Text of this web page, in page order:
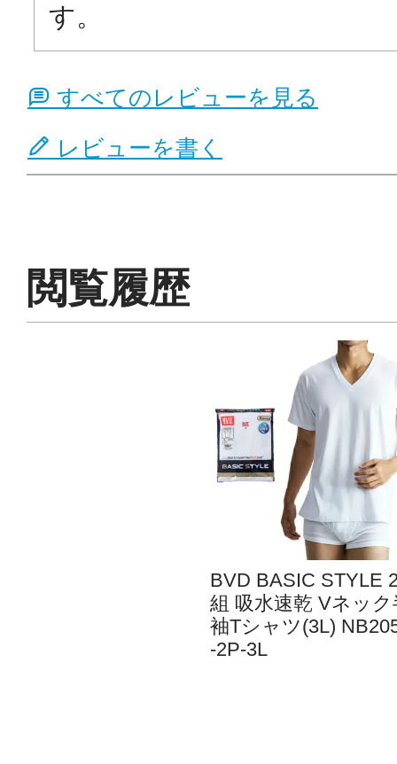
す。
すべてのレビューを見る
レビューを書く
閲覧履歴
BVD BASIC STYLE
組 吸水速乾 Vネック
袖Tシャツ(3L)
-2P-3L